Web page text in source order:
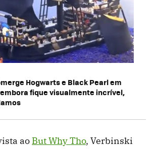
Hogwarts e Black Pearl em
fique visualmente incrível,
ao But Why Tho, Verbinski